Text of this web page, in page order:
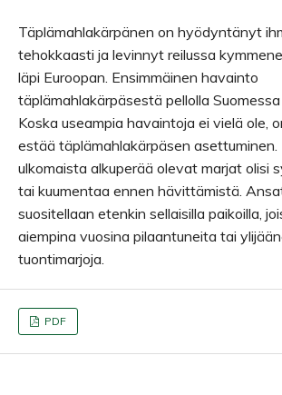
Täplämahlakärpänen on hyödyntänyt
tehokkaasti ja levinnyt reilussa
läpi Euroopan. Ensimmäinen havainto
täplämahlakärpäsestä pellolla
Koska useampia havaintoja ei vielä ole,
estää täplämahlakärpäsen
ulkomaista alkuperää olevat marjat olisi
tai kuumentaa ennen hävittämistä.
suositellaan etenkin sellaisilla paikoilla,
aiempina vuosina pilaantuneita tai
tuontimarjoja.
PDF